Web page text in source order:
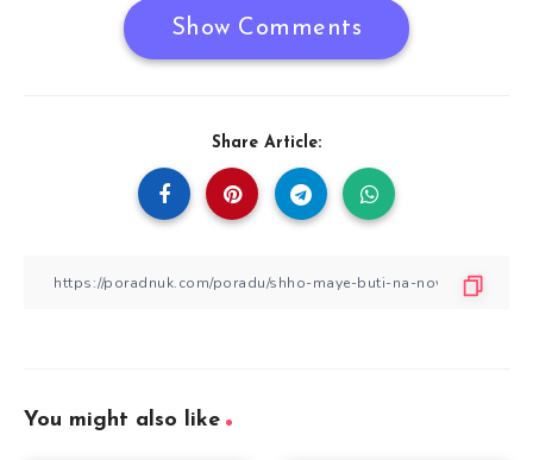
Show Comments
Share Article:
You might also like